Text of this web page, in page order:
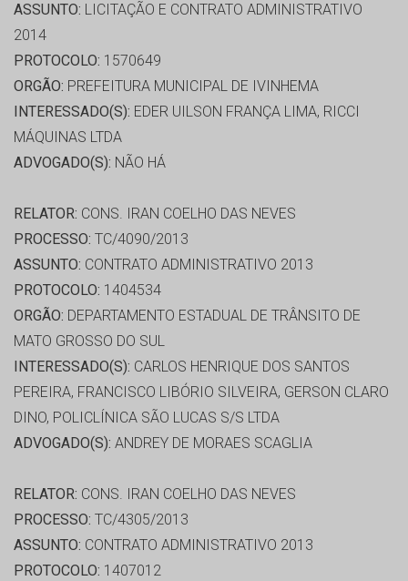
ASSUNTO: LICITAÇÃO E CONTRATO ADMINISTRATIVO
2014
PROTOCOLO: 1570649
ORGÃO: PREFEITURA MUNICIPAL DE IVINHEMA
INTERESSADO(S): EDER UILSON FRANÇA LIMA, RICCI
MÁQUINAS LTDA
ADVOGADO(S): NÃO HÁ
RELATOR: CONS. IRAN COELHO DAS NEVES
PROCESSO: TC/4090/2013
ASSUNTO: CONTRATO ADMINISTRATIVO 2013
PROTOCOLO: 1404534
ORGÃO: DEPARTAMENTO ESTADUAL DE TRÂNSITO DE
MATO GROSSO DO SUL
INTERESSADO(S): CARLOS HENRIQUE DOS SANTOS
PEREIRA, FRANCISCO LIBÓRIO SILVEIRA, GERSON CLARO
DINO, POLICLÍNICA SÃO LUCAS S/S LTDA
ADVOGADO(S): ANDREY DE MORAES SCAGLIA
RELATOR: CONS. IRAN COELHO DAS NEVES
PROCESSO: TC/4305/2013
ASSUNTO: CONTRATO ADMINISTRATIVO 2013
PROTOCOLO: 1407012